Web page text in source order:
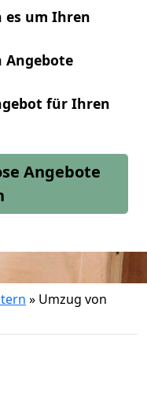
es um Ihren
Angebote
für Ihren
Angebote
» Umzug von